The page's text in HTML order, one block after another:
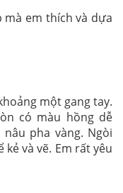
em thích và dựa
một gang tay.
có màu hồng dễ
pha vàng. Ngòi
và vẽ. Em rất yêu